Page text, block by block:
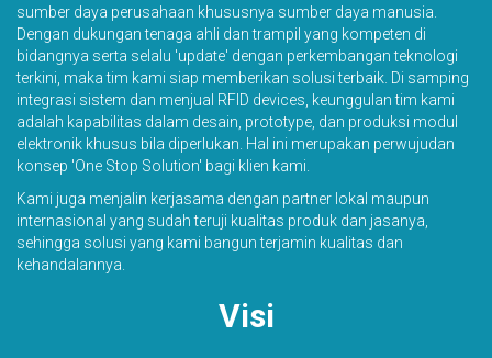
sumber daya perusahaan khususnya sumber daya manusia.
Dengan dukungan tenaga ahli dan trampil yang kompeten di
bidangnya serta selalu 'update' dengan perkembangan teknologi
terkini, maka tim kami siap memberikan solusi terbaik. Di samping
integrasi sistem dan menjual RFID devices, keunggulan tim kami
adalah kapabilitas dalam desain, prototype, dan produksi modul
elektronik khusus bila diperlukan. Hal ini merupakan perwujudan
konsep 'One Stop Solution' bagi klien kami.
Kami juga menjalin kerjasama dengan partner lokal maupun
internasional yang sudah teruji kualitas produk dan jasanya,
sehingga solusi yang kami bangun terjamin kualitas dan
kehandalannya.
Visi